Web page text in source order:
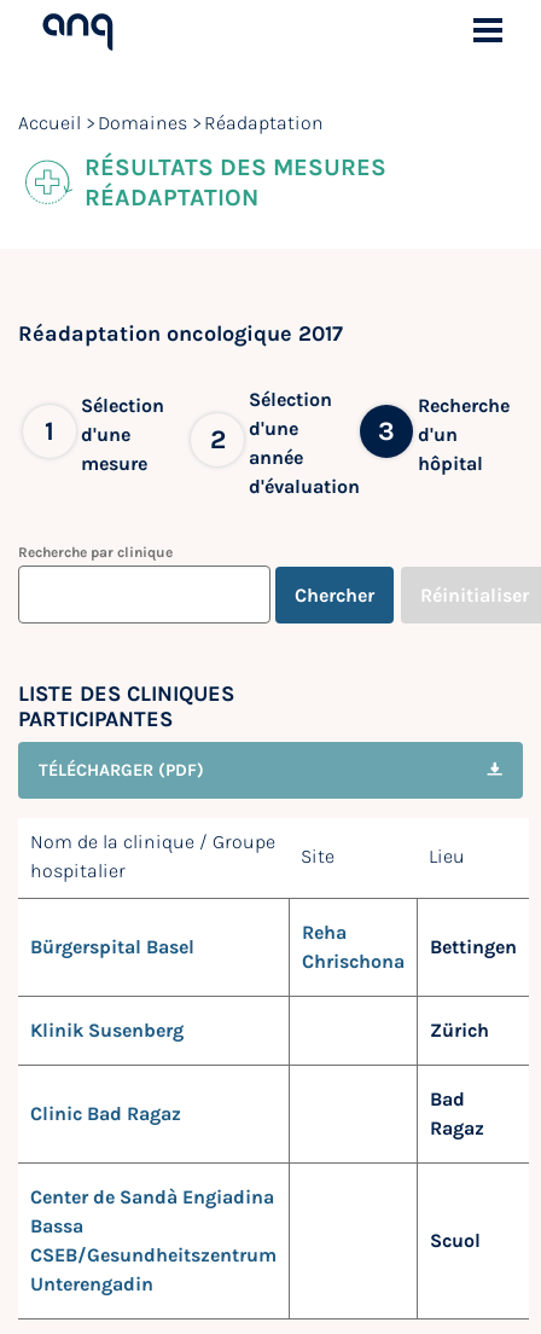
Accueil Domaines Réadaptation
RÉSULTATS DES MESURES
RÉADAPTATION
Réadaptation oncologique 2017
1
Sélection
d'une
mesure
2
Sélection
d'une
année
d'évaluation
3
Recherche
d'un
hôpital
Recherche par clinique
Chercher Réinitialiser
LISTE DES CLINIQUES
PARTICIPANTES
TÉLÉCHARGER (PDF)
Nom de la clinique / Groupe
hospitalier
Site Lieu
Bürgerspital Basel
Reha
Chrischona
Bettingen
Klinik Susenberg Zürich
Clinic Bad Ragaz
Bad
Ragaz
Center de Sandà Engiadina
Bassa
CSEB/Gesundheitszentrum
Unterengadin
Scuol